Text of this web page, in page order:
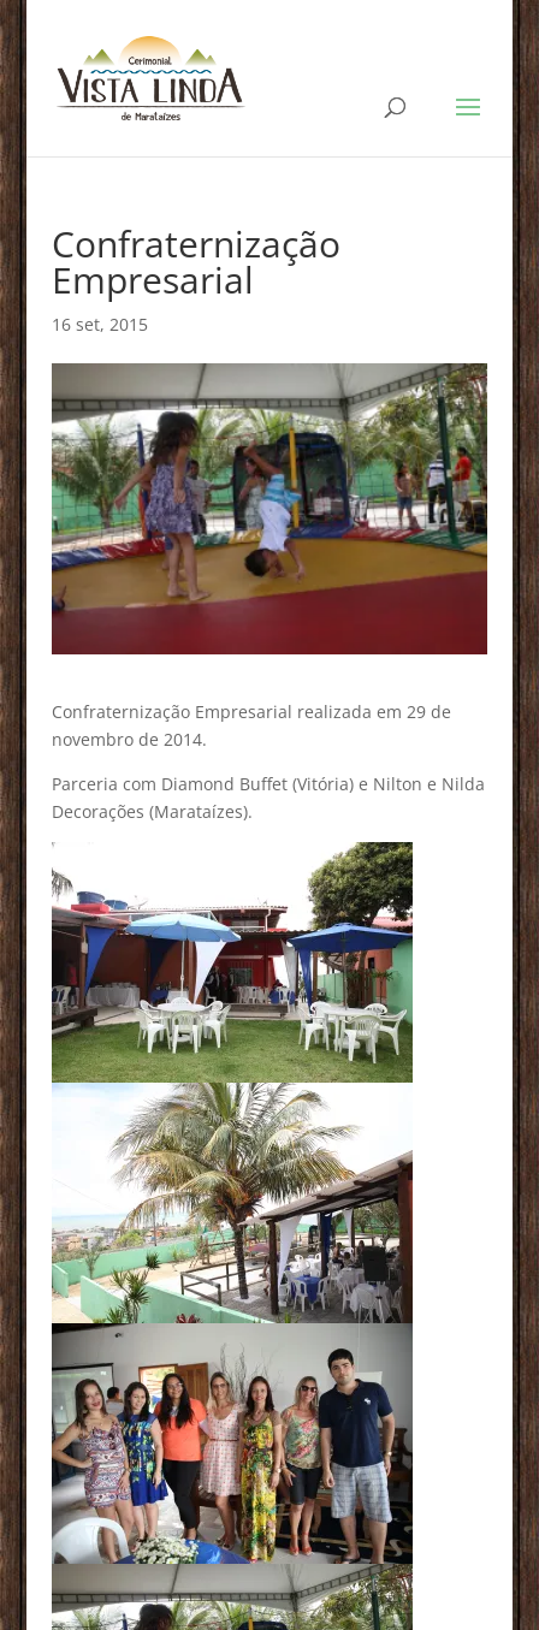
Confraternização
Empresarial
16 set, 2015
Confraternização Empresarial realizada em 29 de
novembro de 2014.
Parceria com Diamond Buffet (Vitória) e Nilton e Nilda
Decorações (Marataízes).